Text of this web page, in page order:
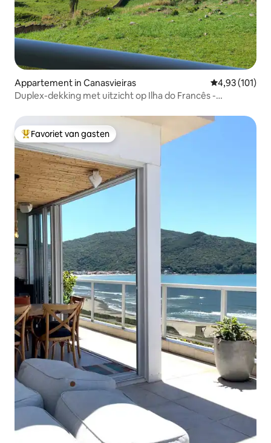
Appartement in Canasvieiras Gemiddelde
4,93 (101)
Duplex-dekking met uitzicht op Ilha do Francês -
Topfavoriet van gasten
Favoriet van gasten